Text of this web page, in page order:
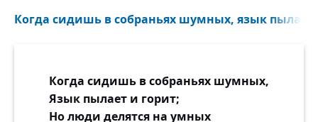
Когда сидишь в собраньях шумных, язык пылает
Когда сидишь в собраньях шумных,
Язык пылает и горит;
Но люди делятся на умных